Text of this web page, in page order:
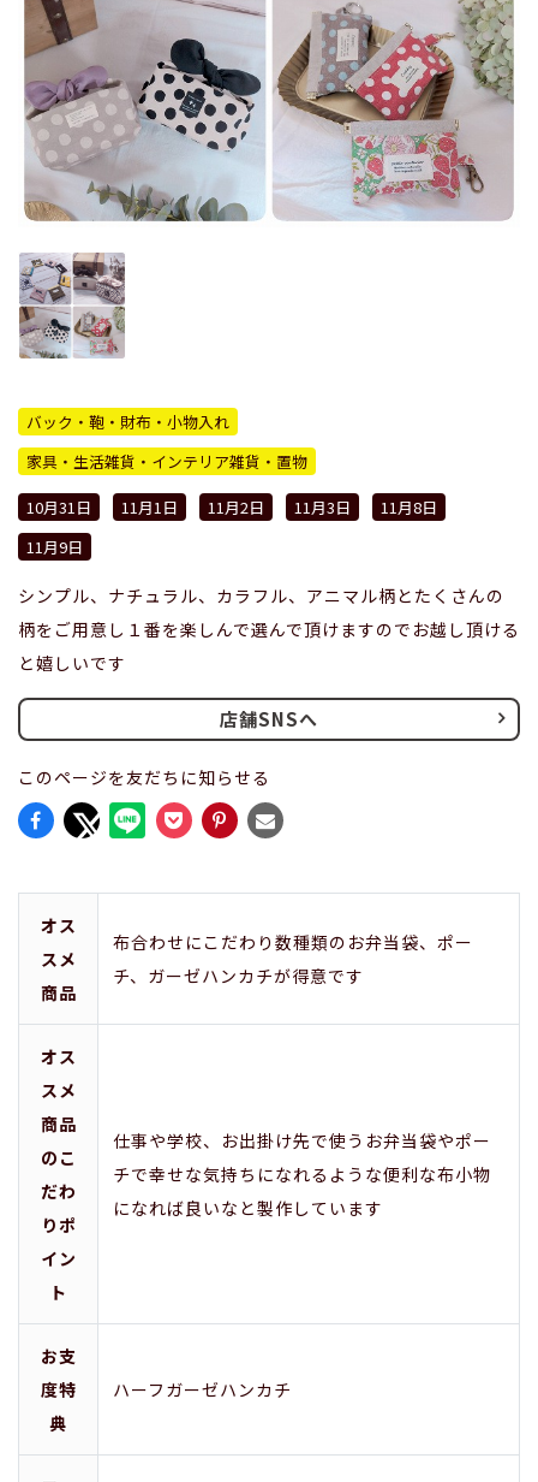
バック・鞄・財布・小物入れ
家具・生活雑貨・インテリア雑貨・置物
10月31日
11月1日 11月2日 11月3日
11月8日
11月9日
シンプル、ナチュラル、カラフル、アニマル柄とたくさんの
柄をご用意し１番を楽しんで選んで頂けますのでお越し頂ける
と嬉しいです
店舗SNSへ
このページを友だちに知らせる
オス
スメ
商品
布合わせにこだわり数種類のお弁当袋、ポー
チ、ガーゼハンカチが得意です
オス
スメ
商品
のこ
だわ
りポ
イン
ト
仕事や学校、お出掛け先で使うお弁当袋やポー
チで幸せな気持ちになれるような便利な布小物
になれば良いなと製作しています
お支
度特
典
ハーフガーゼハンカチ